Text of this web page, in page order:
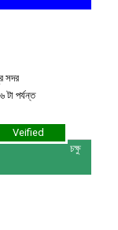
সদর
টা পর্যন্ত
Veified
চক্ষু